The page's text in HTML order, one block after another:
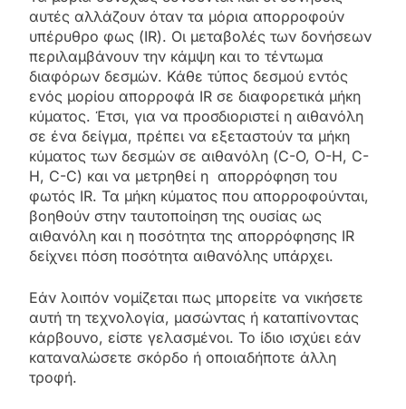
αυτές αλλάζουν όταν τα μόρια απορροφούν
υπέρυθρο φως (IR). Οι μεταβολές των δονήσεων
περιλαμβάνουν την κάμψη και το τέντωμα
διαφόρων δεσμών. Κάθε τύπος δεσμού εντός
ενός μορίου απορροφά IR σε διαφορετικά μήκη
κύματος. Έτσι, για να προσδιοριστεί η αιθανόλη
σε ένα δείγμα, πρέπει να εξεταστούν τα μήκη
κύματος των δεσμών σε αιθανόλη (C-O, O-H, C-
H, C-C) και να μετρηθεί η απορρόφηση του
φωτός IR. Τα μήκη κύματος που απορροφούνται,
βοηθούν στην ταυτοποίηση της ουσίας ως
αιθανόλη και η ποσότητα της απορρόφησης IR
δείχνει πόση ποσότητα αιθανόλης υπάρχει.
Εάν λοιπόν νομίζεται πως μπορείτε να νικήσετε
αυτή τη τεχνολογία, μασώντας ή καταπίνοντας
κάρβουνο, είστε γελασμένοι. Το ίδιο ισχύει εάν
καταναλώσετε σκόρδο ή οποιαδήποτε άλλη
τροφή.